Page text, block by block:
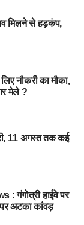
अहम विधेयक भी
अधिनियम 1939
मिलने से हड़कंप,
नौकरी का मौका,
मेले ?
11 अगस्त तक कई
गंगोत्री हाईवे पर
पर अटका कांवड़